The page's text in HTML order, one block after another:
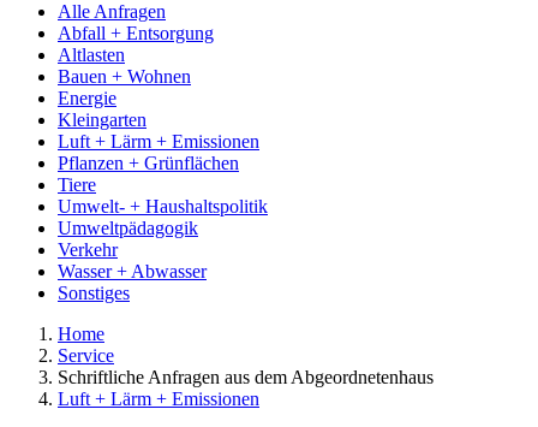
Alle Anfragen
Abfall + Entsorgung
Altlasten
Bauen + Wohnen
Energie
Kleingarten
Luft + Lärm + Emissionen
Pflanzen + Grünflächen
Tiere
Umwelt- + Haushaltspolitik
Umweltpädagogik
Verkehr
Wasser + Abwasser
Sonstiges
Home
Service
Schriftliche Anfragen aus dem Abgeordnetenhaus
Luft + Lärm + Emissionen